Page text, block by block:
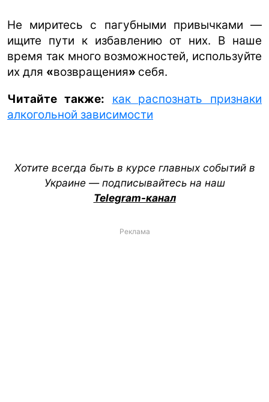
Не миритесь с пагубными привычками —
ищите пути к избавлению от них. В наше
время так много возможностей, используйте
их для «возвращения» себя.
Читайте также:
как распознать признаки
алкогольной зависимости
Хотите всегда быть в курсе главных событий в
Украине — подписывайтесь на наш
Telegram-канал
Реклама